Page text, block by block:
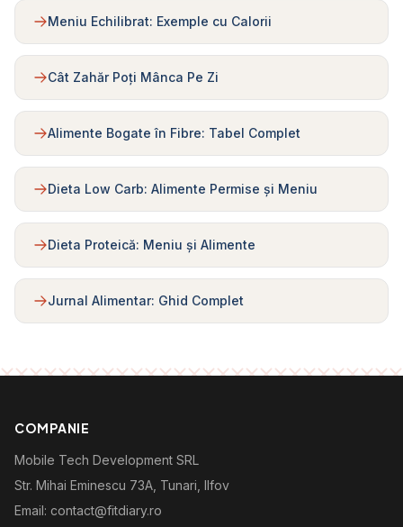
Meniu Echilibrat: Exemple cu Calorii
Cât Zahăr Poți Mânca Pe Zi
Alimente Bogate în Fibre: Tabel Complet
Dieta Low Carb: Alimente Permise și Meniu
Dieta Proteică: Meniu și Alimente
Jurnal Alimentar: Ghid Complet
COMPANIE
Mobile Tech Development SRL
Str. Mihai Eminescu 73A, Tunari, Ilfov
Email: contact@fitdiary.ro